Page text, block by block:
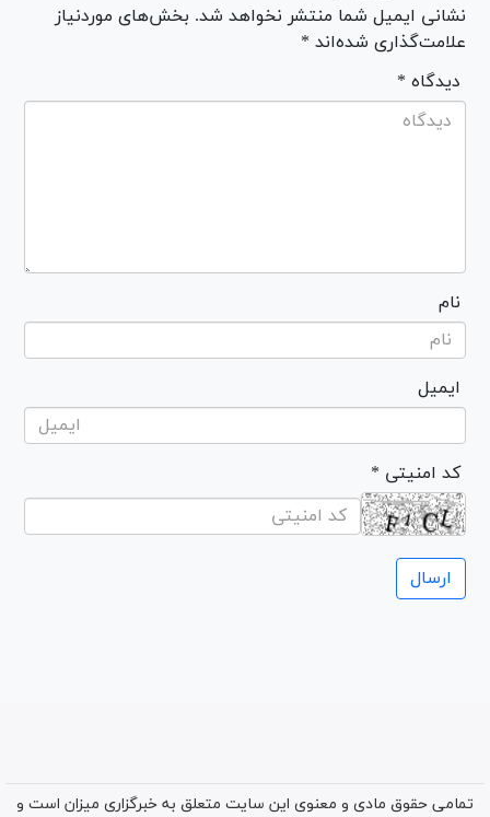
نشانی ایمیل شما منتشر نخواهد شد. بخش‌های موردنیاز
علامت‌گذاری شده‌اند *
* دیدگاه
نام
ایمیل
* کد امنیتی
تمامی حقوق مادی و معنوی این سایت متعلق به خبرگزاری میزان است و